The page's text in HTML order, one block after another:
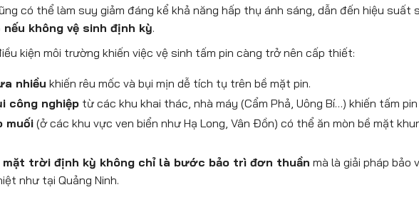
có thể làm suy giảm đáng kể khả năng hấp thụ ánh sáng, dẫn đến hiệu
không vệ sinh định kỳ.
kiện môi trường khiến việc vệ sinh tấm pin càng trở nên cấp thiết:
nhiều khiến rêu mốc và bụi mịn dễ tích tụ trên bề mặt pin.
công nghiệp từ các khu khai thác, nhà máy (Cẩm Phả, Uông Bí…) khiến tấm
muối (ở các khu vực ven biển như Hạ Long, Vân Đồn) có thể ăn mòn bề mặt
mặt trời định kỳ không chỉ là bước bảo trì đơn thuần mà là giải pháp
như tại Quảng Ninh.